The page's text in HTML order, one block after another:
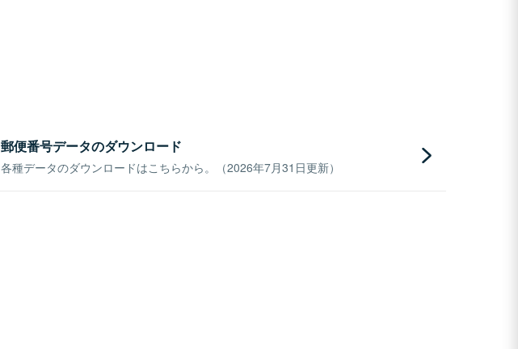
郵便番号データのダウンロード
各種データのダウンロードはこちらから。（2026年7月31日更新）